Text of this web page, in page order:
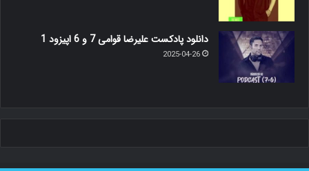
دانلود پادکست علیرضا قوامی 7 و 6 اپیزود 1
2025-04-26